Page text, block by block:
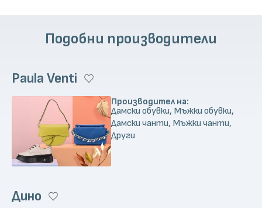
Подобни производители
Paula Venti
Производител на:
Дамски обувки, Мъжки обувки,
Дамски чанти, Мъжки чанти,
Други
Дино